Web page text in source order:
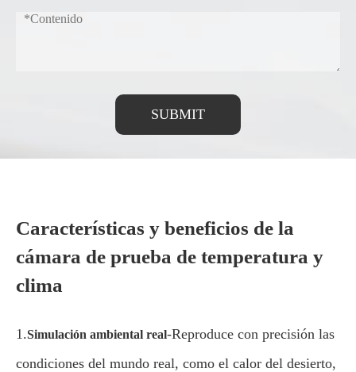
SUBMIT
Características y beneficios de la
cámara de prueba de temperatura y
clima
1.Simulación ambiental real-Reproduce con precisión las
condiciones del mundo real, como el calor del desierto,